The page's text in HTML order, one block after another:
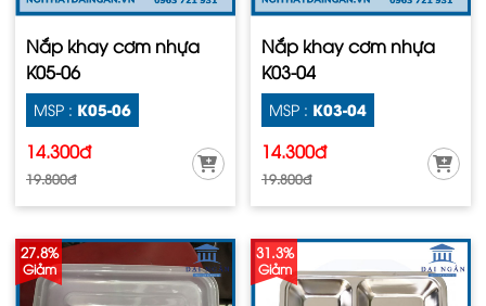
Nắp khay cơm nhựa
K05-06
MSP : K05-06
14.300đ
19.800đ
Nắp khay cơm nhựa
K03-04
MSP : K03-04
14.300đ
19.800đ
27.8%
Giảm
31.3%
Giảm